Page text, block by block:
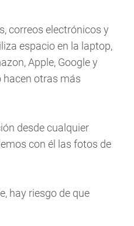
correos electrónicos y
espacio en la laptop,
Apple, Google y
hacen otras más
desde cualquier
con él las fotos de
hay riesgo de que